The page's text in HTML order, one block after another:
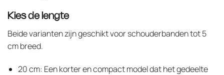
Kies de lengte
Beide varianten zijn geschikt voor schouderbanden tot 5
cm breed.
20 cm: Een korter en compact model dat het gedeelte